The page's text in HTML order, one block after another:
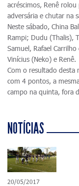
acréscimos, Renê
adversária e chutar na
Neste sábado, China
Rampi; Dudu (Thalis),
Samuel, Rafael
Vinícius (Neko) e Renê.
Com o resultado desta
com 4 pontos, a
campo na quinta, fora
NOTÍCIAS
20/05/2017